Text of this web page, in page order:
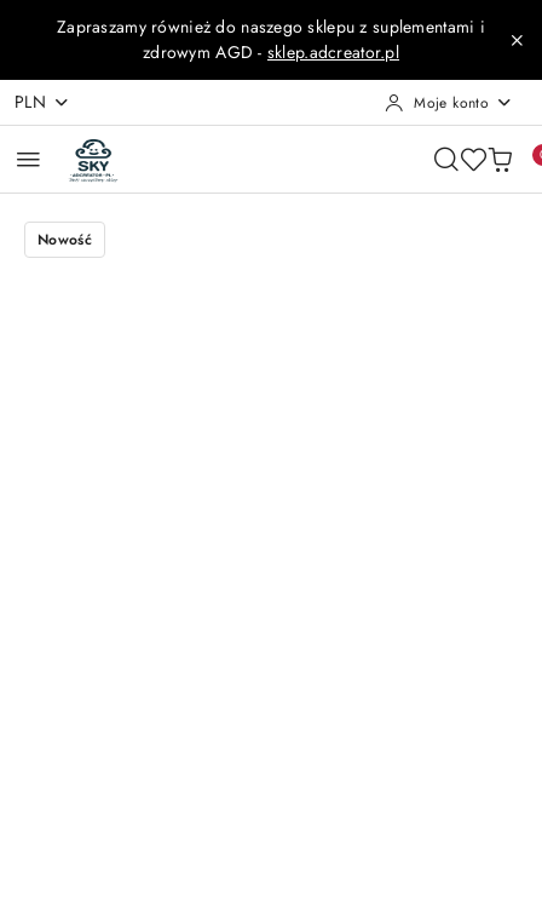
Przejdź do treści głównej
Przejdź do wyszukiwarki
Przejdź do moje konto
Przejdź do menu głównego
Przejdź do opisu produktu
Przejdź do stopki
Zapraszamy również do naszego sklepu z suplementami i
zdrowym AGD - sklep.adcreator.pl
PLN Moje konto
Nowość